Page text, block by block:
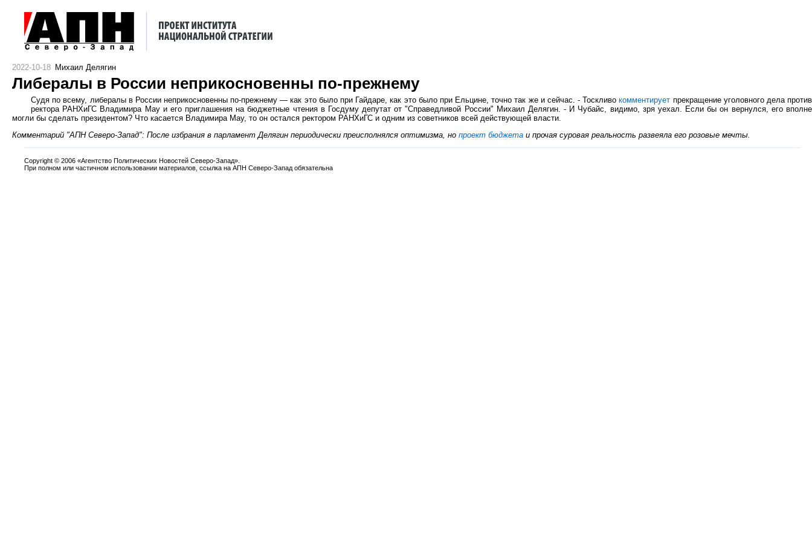
2022-10-18 Михаил Делягин
Либералы в России неприкосновенны по-прежнему
Судя по всему, либералы в России неприкосновенны по-прежнему — как это было при Гайдаре, как это было при Ельцине, точно так же и сейчас. - Тоскливокомментирует прекращение уголовного дела против
ректора РАНХиГС Владимира Мау и его приглашения на бюджетные чтения в Госдуму депутат от "Справедливой России" Михаил Делягин. - И Чубайс, видимо, зря уехал. Если бы он вернулся, его вполне
могли бы сделать президентом? Что касается Владимира Мау, то он остался ректором РАНХиГС и одним из советников всей действующей власти.
Комментарий "АПН Северо-Запад": После избрания в парламент Делягин периодически преисполнялся оптимизма, но проект бюджета и прочая суровая реальность развеяла его розовые мечты.
Copyright © 2006 «Агентство Политических Новостей Северо-Запад».
При полном или частичном использовании материалов, ссылка на АПН Северо-Запад обязательна